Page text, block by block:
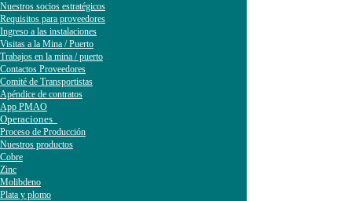
Nuestros socios estratégicos
Requisitos para proveedores
Ingreso a las instalaciones
Visitas a la Mina / Puerto
Trabajos en la mina / puerto
Contactos Proveedores
Comité de Transportistas
Apéndice de contratos
App PMAO
Operaciones
Proceso de Producción
Nuestros productos
Cobre
Zinc
Molibdeno
Plata y plomo